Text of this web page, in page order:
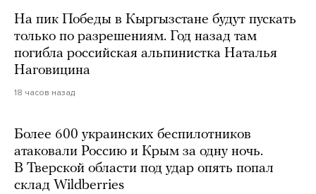
На пик Победы в Кыргызстане будут пускать
только по разрешениям. Год назад там
погибла российская альпинистка Наталья
Наговицина
18 часов назад
Более 600 украинских беспилотников
атаковали Россию и Крым за одну ночь.
В Тверской области под удар опять попал
склад Wildberries